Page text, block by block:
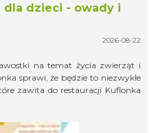
dla dzieci - owady i
2026-08-22
na temat życia zwierząt i
sprawi, że będzie to niezwykłe
zawita do restauracji Kuflonka